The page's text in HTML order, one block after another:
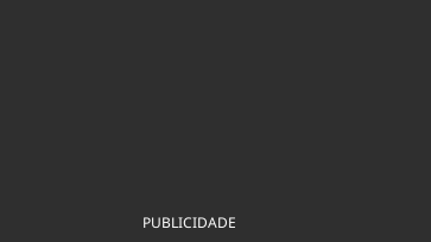
PUBLICIDADE